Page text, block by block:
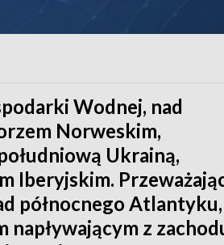
Wodnej, nad
Norweskim,
Ukrainą,
Iberyjskim.
północnego Atlantyku,
z